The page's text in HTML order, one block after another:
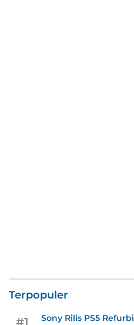
Terpopuler
#1
Sony Rilis PS5